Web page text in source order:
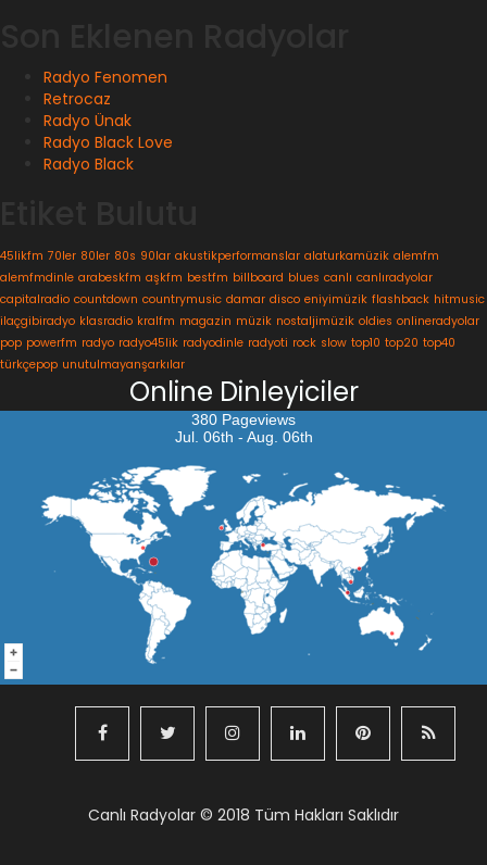
Radyo Fenomen
Retrocaz
Radyo Ünak
Radyo Black Love
Radyo Black
45likfm 70ler 80ler 80s 90lar akustikperformanslar alaturkamüzik alemfm
alemfmdinle arabeskfm aşkfm bestfm billboard blues canlı canlıradyolar
capitalradio countdown countrymusic damar disco eniyimüzik flashback hitmusic
ilaçgibiradyo klasradio kralfm magazin müzik nostaljimüzik oldies onlineradyolar
pop powerfm radyo radyo45lik radyodinle radyoti rock slow top10 top20 top40
türkçepop unutulmayanşarkılar
Online Dinleyiciler
380 Pageviews
Jul. 06th - Aug. 06th
Canlı Radyolar © 2018 Tüm Hakları Saklıdır